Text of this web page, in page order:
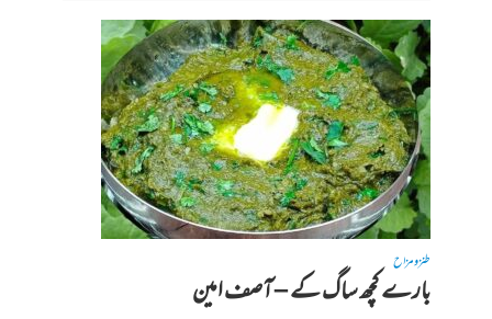
طنز و مزاح
بارے کچھ ساگ کے – آصف امین